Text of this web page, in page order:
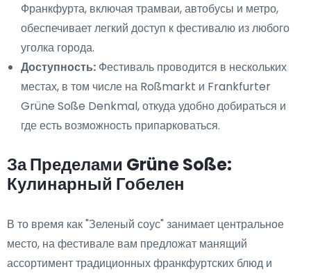
Франкфурта, включая трамваи, автобусы и метро,
обеспечивает легкий доступ к фестивалю из любого
уголка города.
Доступность: Фестиваль проводится в нескольких
местах, в том числе на Roßmarkt и Frankfurter
Grüne Soße Denkmal, откуда удобно добираться и
где есть возможность припарковаться.
За Пределами Grüne Soße:
Кулинарный Гобелен
В то время как "Зеленый соус" занимает центральное
место, на фестивале вам предложат манящий
ассортимент традиционных франкфуртских блюд и